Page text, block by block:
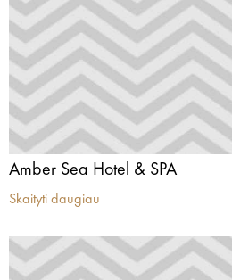
Amber Sea Hotel & SPA
Skaityti daugiau